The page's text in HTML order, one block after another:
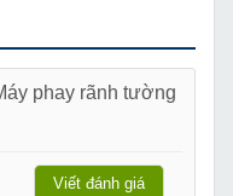
phay rãnh tường
Viết đánh giá